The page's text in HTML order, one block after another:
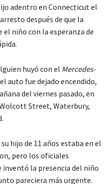
adentro en Connecticut el
después de que la
niño con la esperanza de
huyó con el Mercedes-
auto fue dejado encendido,
del viernes pasado, en
Street, Waterbury,
hijo de 11 años estaba en el
pero los oficiales
la presencia del niño
pareciera más urgente.